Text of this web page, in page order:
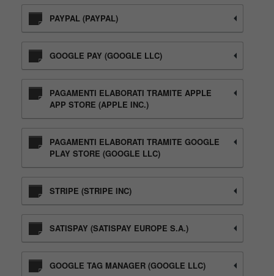
PAYPAL (PAYPAL)
GOOGLE PAY (GOOGLE LLC)
PAGAMENTI ELABORATI TRAMITE APPLE
APP STORE (APPLE INC.)
PAGAMENTI ELABORATI TRAMITE GOOGLE
PLAY STORE (GOOGLE LLC)
STRIPE (STRIPE INC)
SATISPAY (SATISPAY EUROPE S.A.)
GOOGLE TAG MANAGER (GOOGLE LLC)